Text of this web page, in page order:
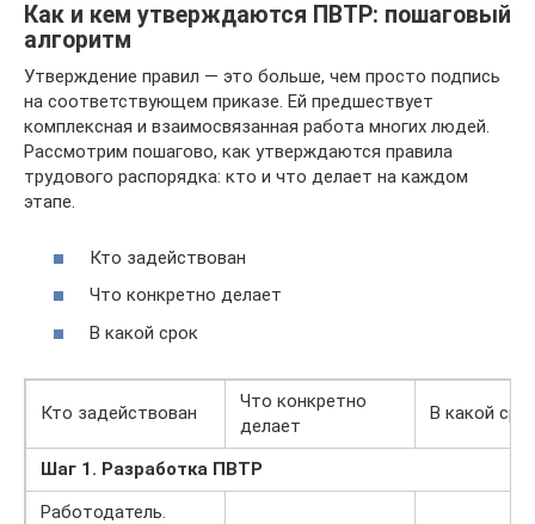
Как и кем утверждаются ПВТР: пошаговый
алгоритм
Утверждение правил — это больше, чем просто подпись
на соответствующем приказе. Ей предшествует
комплексная и взаимосвязанная работа многих людей.
Рассмотрим пошагово, как утверждаются правила
трудового распорядка: кто и что делает на каждом
этапе.
Кто задействован
Что конкретно делает
В какой срок
Кто задействован
Что конкретно
делает
В какой
Шаг 1. Разработка ПВТР
Работодатель.